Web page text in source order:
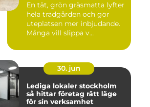
En tät, grön gräsmatta lyfter
hela trädgården och gör
uteplatsen mer inbjudande.
Många vill slippa v...
30. jun
Lediga lokaler stockholm
så hittar företag rätt läge
för sin verksamhet